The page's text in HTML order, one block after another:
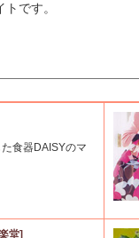
です。
食器DAISYのマ
堂]